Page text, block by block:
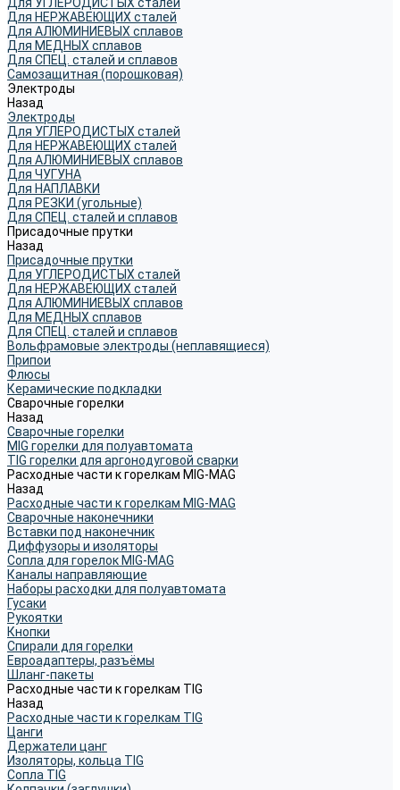
Для НЕРЖАВЕЮЩИХ сталей
Для АЛЮМИНИЕВЫХ сплавов
Для МЕДНЫХ сплавов
Для СПЕЦ. сталей и сплавов
Самозащитная (порошковая)
Электроды
Назад
Электроды
Для УГЛЕРОДИСТЫХ сталей
Для НЕРЖАВЕЮЩИХ сталей
Для АЛЮМИНИЕВЫХ сплавов
Для ЧУГУНА
Для НАПЛАВКИ
Для РЕЗКИ (угольные)
Для СПЕЦ. сталей и сплавов
Присадочные прутки
Назад
Присадочные прутки
Для УГЛЕРОДИСТЫХ сталей
Для НЕРЖАВЕЮЩИХ сталей
Для АЛЮМИНИЕВЫХ сплавов
Для МЕДНЫХ сплавов
Для СПЕЦ. сталей и сплавов
Вольфрамовые электроды (неплавящиеся)
Припои
Флюсы
Керамические подкладки
Сварочные горелки
Назад
Сварочные горелки
MIG горелки для полуавтомата
TIG горелки для аргонодуговой сварки
Расходные части к горелкам MIG-MAG
Назад
Расходные части к горелкам MIG-MAG
Сварочные наконечники
Вставки под наконечник
Диффузоры и изоляторы
Сопла для горелок MIG-MAG
Каналы направляющие
Наборы расходки для полуавтомата
Гусаки
Рукоятки
Кнопки
Спирали для горелки
Евроадаптеры, разъёмы
Шланг-пакеты
Расходные части к горелкам TIG
Назад
Расходные части к горелкам TIG
Цанги
Держатели цанг
Изоляторы, кольца TIG
Сопла TIG